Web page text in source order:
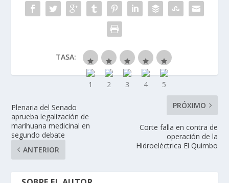
TASA:
Plenaria del Senado
aprueba legalización de
marihuana medicinal en
segundo debate
ANTERIOR
PRÓXIMO
Corte falla en contra de
operación de la
Hidroeléctrica El Quimbo